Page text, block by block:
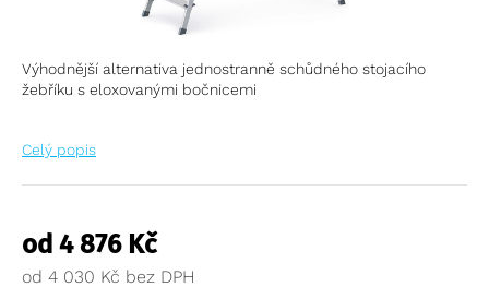
Výhodnější alternativa jednostranně schůdného stojacího
žebříku s eloxovanými bočnicemi
Celý popis
od 4 876 Kč
od 4 030 Kč